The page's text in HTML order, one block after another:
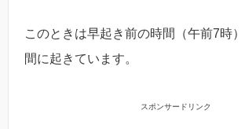
このときは早起き前の時間（午前7時
間に起きています。
スポンサードリンク